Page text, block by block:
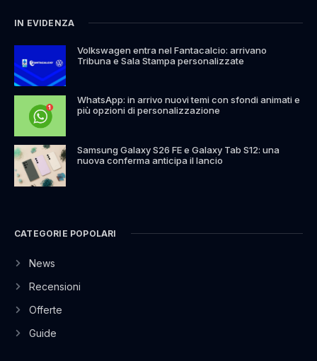
IN EVIDENZA
Volkswagen entra nel Fantacalcio: arrivano
Tribuna e Sala Stampa personalizzate
WhatsApp: in arrivo nuovi temi con sfondi animati e
più opzioni di personalizzazione
Samsung Galaxy S26 FE e Galaxy Tab S12: una
nuova conferma anticipa il lancio
CATEGORIE POPOLARI
News
Recensioni
Offerte
Guide